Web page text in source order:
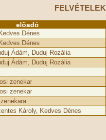
FELVÉTELEK
előadó
Dénes
Dénes
Ádám, Duduj Rozália
Ádám, Duduj Rozália
zenekar
zenekar
Károly, Kedves Dénes